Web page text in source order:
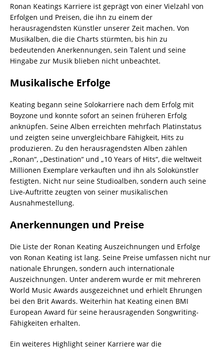
Ronan Keatings Karriere ist geprägt von einer Vielzahl von
Erfolgen und Preisen, die ihn zu einem der
herausragendsten Künstler unserer Zeit machen. Von
Musikalben, die die Charts stürmten, bis hin zu
bedeutenden Anerkennungen, sein Talent und seine
Hingabe zur Musik blieben nicht unbeachtet.
Musikalische Erfolge
Keating begann seine Solokarriere nach dem Erfolg mit
Boyzone und konnte sofort an seinen früheren Erfolg
anknüpfen. Seine Alben erreichten mehrfach Platinstatus
und zeigten seine unvergleichbare Fähigkeit, Hits zu
produzieren. Zu den herausragendsten Alben zählen
„Ronan“, „Destination“ und „10 Years of Hits“, die weltweit
Millionen Exemplare verkauften und ihn als Solokünstler
festigten. Nicht nur seine Studioalben, sondern auch seine
Live-Auftritte zeugten von seiner musikalischen
Ausnahmestellung.
Anerkennungen und Preise
Die Liste der Ronan Keating Auszeichnungen und Erfolge
von Ronan Keating ist lang. Seine Preise umfassen nicht nur
nationale Ehrungen, sondern auch internationale
Auszeichnungen. Unter anderem wurde er mit mehreren
World Music Awards ausgezeichnet und erhielt Ehrungen
bei den Brit Awards. Weiterhin hat Keating einen BMI
European Award für seine herausragenden Songwriting-
Fähigkeiten erhalten.
Ein weiteres Highlight seiner Karriere war die